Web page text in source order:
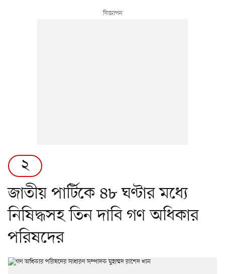
২
জাতীয় পার্টিকে ৪৮ ঘণ্টার মধ্যে
নিষিদ্ধসহ তিন দাবি গণ অধিকার
পরিষদের